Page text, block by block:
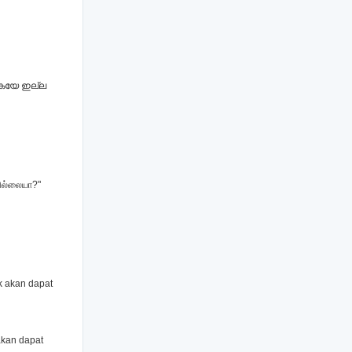
ഇല്ല
akan dapat
dapat